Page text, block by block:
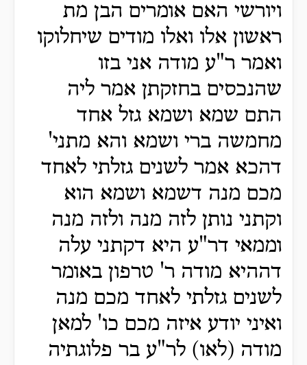
ויורשי האם אומרים הבן מת
ראשון אלו ואלו מודים שיחלוקו
ואמר ר"ע מודה אני בזו
שהנכסים בחזקתן אמר ליה
התם שמא ושמא גזל אחד
מחמשה ברי ושמא והא מתני'
דהכא אמר לשנים גזלתי לאחד
מכם מנה דשמא ושמא הוא
וקתני נותן לזה מנה ולזה מנה
וממאי דר"ע היא דקתני עלה
דההיא מודה ר' טרפון באומר
לשנים גזלתי לאחד מכם מנה
ואיני יודע איזה מכם כו' למאן
מודה (לאו) לר"ע בר פלוגתיה